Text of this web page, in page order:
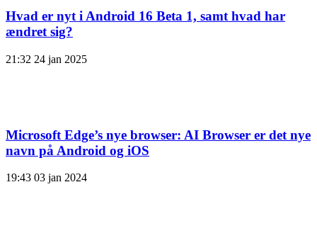
Hvad er nyt i Android 16 Beta 1, samt hvad har
ændret sig?
21:32 24 jan 2025
Microsoft Edge’s nye browser: AI Browser er det nye
navn på Android og iOS
19:43 03 jan 2024